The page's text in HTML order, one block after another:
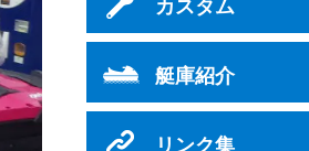
カスタム
艇庫紹介
リンク集